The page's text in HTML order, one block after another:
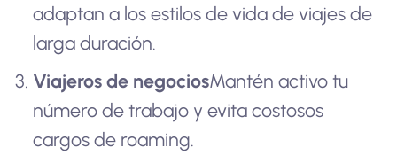
adaptan a los estilos de vida de viajes de
larga duración.
Viajeros de negociosMantén activo tu
número de trabajo y evita costosos
cargos de roaming.